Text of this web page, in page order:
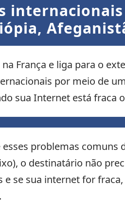
na França e liga para o
por meio de
sua Internet está fraca
esses problemas
o destinatário não
se sua internet for